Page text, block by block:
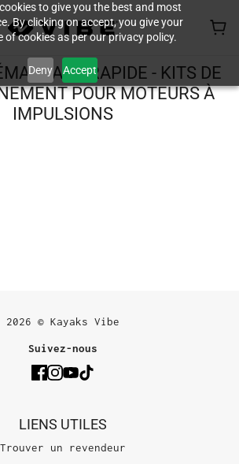
to give you the best and most
By clicking on accept, you give your
of cookies as per our privacy policy.
Deny AcceptRAPIDE - KITS DE
POUR MOTEURS À
IMPULSIONS
2026 © Kayaks Vibe
Suivez-nous
LIENS UTILES
Trouver un revendeur